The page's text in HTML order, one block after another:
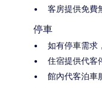
客房提供免費
停車
如有停車需求
住宿提供代客
館內代客泊車